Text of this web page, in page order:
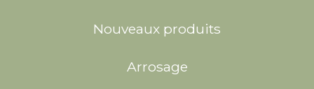
Nouveaux produits
Arrosage